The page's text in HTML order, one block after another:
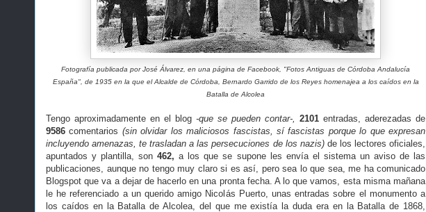
Fotografía publicada por José Álvarez, en una página de Facebook, "Fotos Antiguas de Córdoba Andalucía
España", de 1935 en la que el Alcalde de Córdoba, Bernardo Garrido de los Reyes homenajea a los caídos en la
Batalla de Alcolea
Tengo aproximadamente en el blog -que se pueden contar-, 2101 entradas, aderezadas de
9586comentarios (sin olvidar los maliciosos fascistas, sí fascistas porque lo que expresan
incluyendo amenazas, te trasladan a las persecuciones de los nazis)de los lectores oficiales,
apuntados y plantilla, son462, a los que se supone les envía el sistema un aviso de las
publicaciones, aunque no tengo muy claro si es así, pero sea lo que sea, me ha comunicado
Blogspot que va a dejar de hacerlo en una pronta fecha. A lo que vamos, esta misma mañana
le he referenciado a un querido amigo Nicolás Puerto, unas entradas sobre el monumento a
los caídos en la Batalla de Alcolea, del que me existía la duda era en la Batalla de 1868,